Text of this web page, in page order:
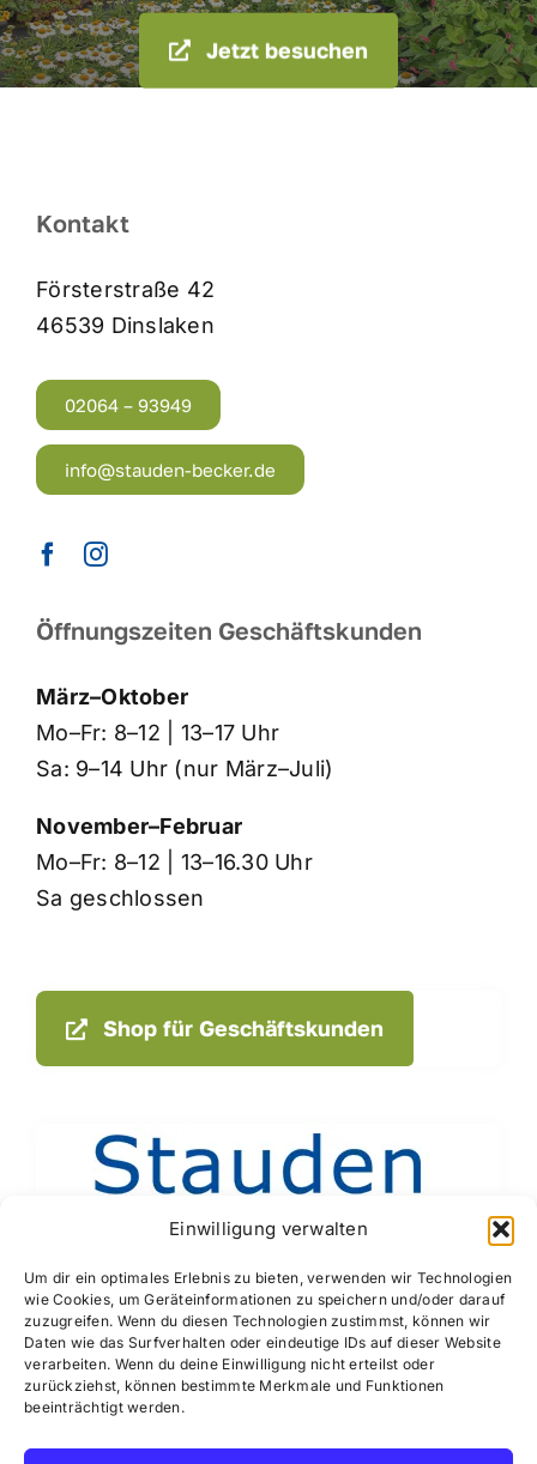
Einwilligung verwalten
Um dir ein optimales Erlebnis zu bieten, verwenden wir Technologien
wie Cookies, um Geräteinformationen zu speichern und/oder darauf
zuzugreifen. Wenn du diesen Technologien zustimmst, können wir
Daten wie das Surfverhalten oder eindeutige IDs auf dieser Website
verarbeiten. Wenn du deine Einwilligung nicht erteilst oder
zurückziehst, können bestimmte Merkmale und Funktionen
beeinträchtigt werden.
Jetzt besuchen
Kontakt
Försterstraße 42
46539 Dinslaken
02064 – 93949
info@stauden-becker.de
Öffnungszeiten Geschäftskunden
März–Oktober
Mo–Fr: 8–12 | 13–17 Uhr
Sa: 9–14 Uhr (nur März–Juli)
November–Februar
Mo–Fr: 8–12 | 13–16.30 Uhr
Sa geschlossen
Shop für Geschäftskunden